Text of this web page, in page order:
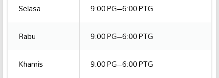
Selasa
9:00 PG–6:00 PTG
Rabu
9:00 PG–6:00 PTG
Khamis
9:00 PG–6:00 PTG